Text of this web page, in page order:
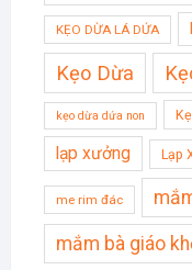
KẸO DỪA LÁ DỨA
Kẹo Dừa
kẹo dừa dứa non
lạp xưởng Lạp
me rim đác
mắm bà giáo